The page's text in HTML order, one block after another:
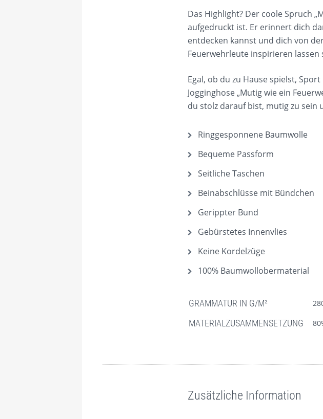
Das Highlight? Der coole Spruch
aufgedruckt ist. Er erinnert dich
entdecken kannst und dich von
Feuerwehrleute inspirieren lassen
Egal, ob du zu Hause spielst,
Jogginghose „Mutig wie ein
du stolz darauf bist, mutig zu sein
Ringgesponnene Baumwolle
Bequeme Passform
Seitliche Taschen
Beinabschlüsse mit Bündchen
Gerippter Bund
Gebürstetes Innenvlies
Keine Kordelzüge
100% Baumwollobermaterial
GRAMMATUR IN G/M²
MATERIALZUSAMMENSETZUNG
Zusätzliche Information